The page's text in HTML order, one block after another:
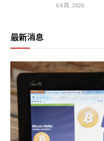
6 8 月, 2026
最新消息